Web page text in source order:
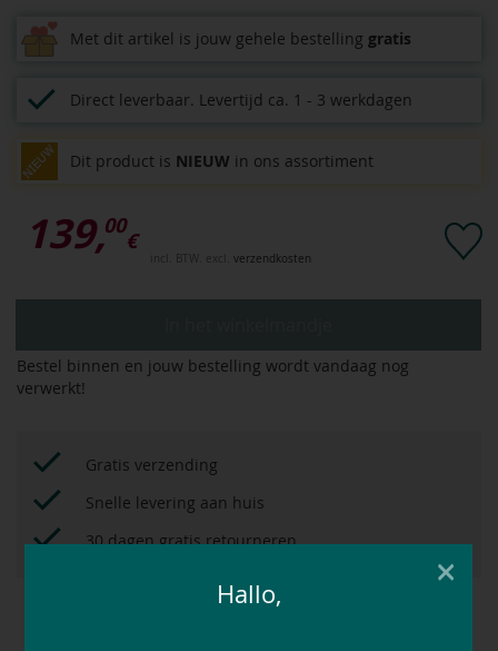
Met dit artikel is jouw gehele bestelling gratis
Direct leverbaar. Levertijd ca. 1 - 3 werkdagen
Dit product is NIEUW in ons assortiment
139,00
€
incl. BTW. excl. verzendkosten
Bestel binnen en jouw bestelling wordt vandaag nog
verwerkt!
Gratis verzending
Snelle levering aan huis
30 dagen gratis retourneren
×
Hallo,